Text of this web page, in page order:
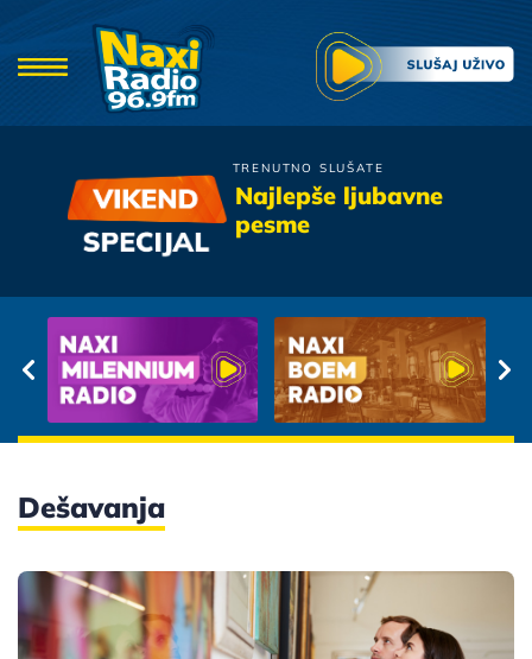
TRENUTNO SLUŠATE
Najlepše ljubavne
pesme
Boris Novkovic
E Da Te Nisam Ljubio
Dešavanja